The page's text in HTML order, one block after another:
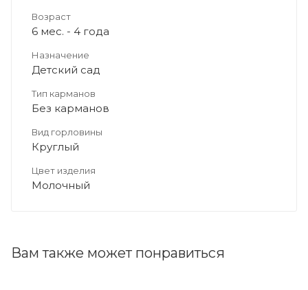
Возраст
6 мес. - 4 года
Назначение
Детский сад
Тип карманов
Без карманов
Вид горловины
Круглый
Цвет изделия
Молочный
Вам также может понравиться